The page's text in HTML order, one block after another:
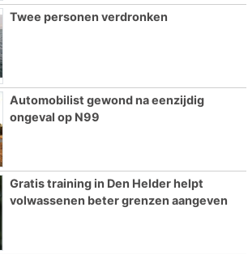
Twee personen verdronken
Automobilist gewond na eenzijdig
ongeval op N99
Gratis training in Den Helder helpt
volwassenen beter grenzen aangeven